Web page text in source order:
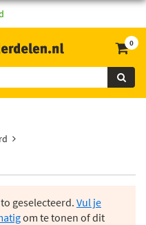
0
geselecteerd. Vul je
om te tonen of dit